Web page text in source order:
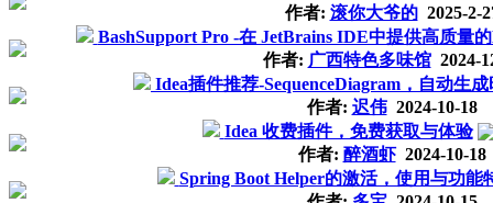
作者: 滚你大爷的2025-2-
BashSupport Pro -在 JetBrains IDE中提供高质量
作者: 广西特色多味馆2024-
Idea插件推荐-SequenceDiagram，自动生
作者: 迟伟2024-10-18
Idea 收费插件，免费获取与体验
作者: 醉酒虾2024-10-18
Spring Boot Helper的激活，使用与功能